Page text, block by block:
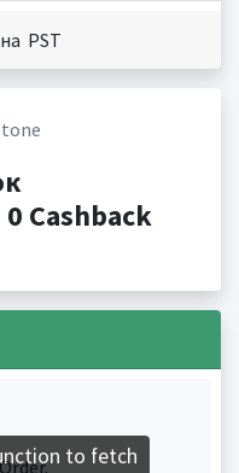
PST
Cashback
to fetch